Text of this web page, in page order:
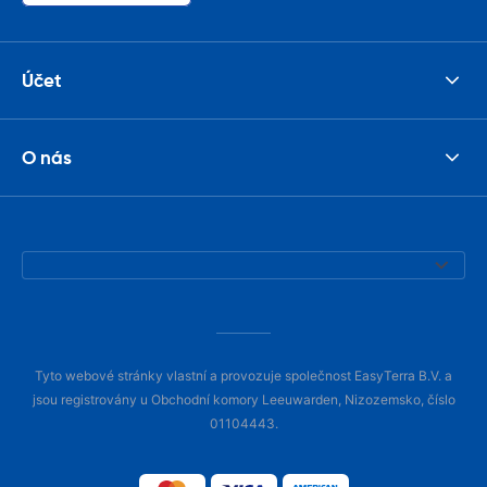
Účet
O nás
Tyto webové stránky vlastní a provozuje společnost EasyTerra B.V. a
jsou registrovány u Obchodní komory Leeuwarden, Nizozemsko, číslo
01104443.